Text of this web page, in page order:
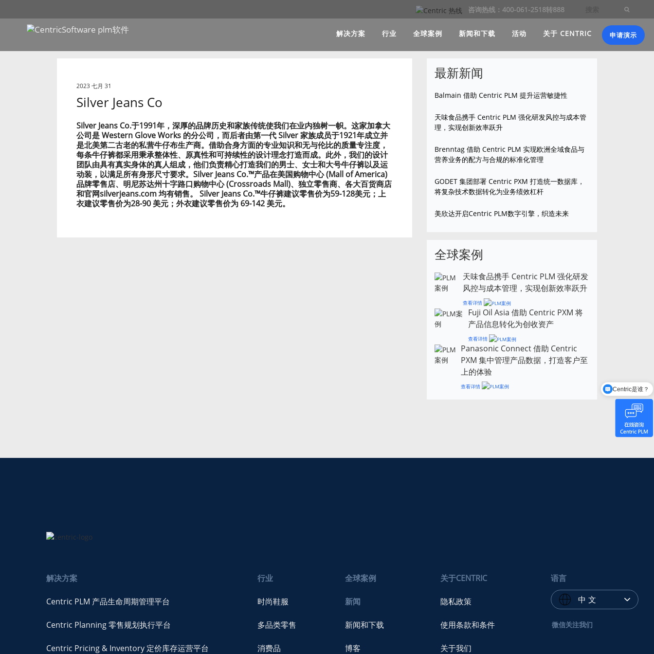
咨询热线：400-061-2518转888
解决方案 行业 全球案例 新闻和下载 活动 关于 CENTRIC 申请演示
2023 七月 31
Silver Jeans Co
Silver Jeans Co.于1991年，深厚的品牌历史和家族传统使我们在业内独树一帜。这家加拿大
公司是 Western Glove Works 的分公司，而后者由第一代 Silver 家族成员于1921年成立并
是北美第二古老的私营牛仔布生产商。借助合身方面的专业知识和无与伦比的质量专注度，
每条牛仔裤都采用秉承整体性、原真性和可持续性的设计理念打造而成。此外，我们的设计
团队由具有真实身体的真人组成，他们负责精心打造我们的男士、女士和大号牛仔裤以及运
动装，以满足所有身形尺寸要求。Silver Jeans Co.™产品在美国购物中心 (Mall of America)
品牌零售店、明尼苏达州十字路口购物中心 (Crossroads Mall)、独立零售商、各大百货商店
和官网silverjeans.com均有销售。 Silver Jeans Co.™牛仔裤建议零售价为59-128美元；上
衣建议零售价为28-90 美元；外衣建议零售价为 69-142 美元。
最新新闻
Balmain 借助 Centric PLM 提升运营敏捷性
天味食品携手 Centric PLM 强化研发风控与成本管
理，实现创新效率跃升
Brenntag 借助 Centric PLM 实现欧洲全域食品与
营养业务的配方与合规的标准化管理
GODET 集团部署 Centric PXM 打造统一数据库，
将复杂技术数据转化为业务绩效杠杆
美欣达开启Centric PLM数字引擎，织造未来
全球案例
天味食品携手 Centric PLM 强化研发
风控与成本管理，实现创新效率跃升
查看详情
Fuji Oil Asia 借助 Centric PXM 将
产品信息转化为创收资产
查看详情
Panasonic Connect 借助 Centric
PXM 集中管理产品数据，打造客户至
上的体验
查看详情
解决方案
Centric PLM 产品生命周期管理平台
Centric Planning 零售规划执行平台
Centric Pricing & Inventory 定价库存运营平台
行业
时尚鞋服
多品类零售
消费品
全球案例
新闻
新闻和下载
博客
关于CENTRIC
隐私政策
使用条款和条件
关于我们
语言
中 文
微信关注我们
Centric是谁？